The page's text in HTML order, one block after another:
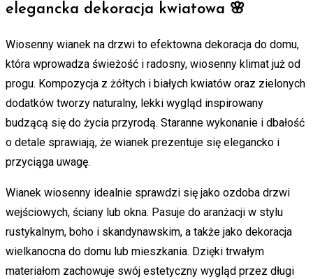
elegancka dekoracja kwiatowa 🌸
Wiosenny wianek na drzwi to efektowna dekoracja do domu,
która wprowadza świeżość i radosny, wiosenny klimat już od
progu. Kompozycja z żółtych i białych kwiatów oraz zielonych
dodatków tworzy naturalny, lekki wygląd inspirowany
budzącą się do życia przyrodą. Staranne wykonanie i dbałość
o detale sprawiają, że wianek prezentuje się elegancko i
przyciąga uwagę.
Wianek wiosenny idealnie sprawdzi się jako ozdoba drzwi
wejściowych, ściany lub okna. Pasuje do aranżacji w stylu
rustykalnym, boho i skandynawskim, a także jako dekoracja
wielkanocna do domu lub mieszkania. Dzięki trwałym
materiałom zachowuje swój estetyczny wygląd przez długi